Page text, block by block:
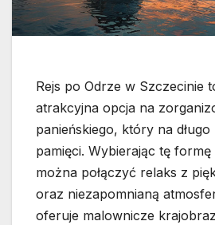
Rejs po Odrze w Szczecinie
atrakcyjna opcja na
panieńskiego, który na
pamięci. Wybierając tę formę
można połączyć relaks z
oraz niezapomnianą
oferuje malownicze